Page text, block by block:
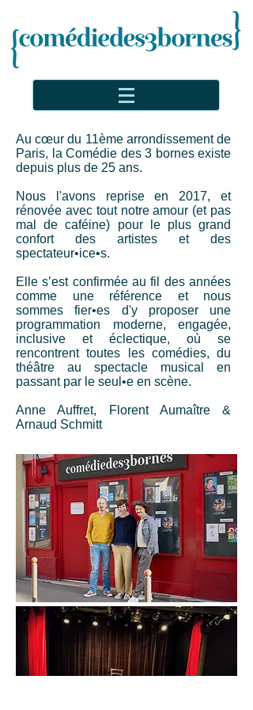
Au cœur du 11ème arrondissement de
Paris, la Comédie des 3 bornes existe
depuis plus de 25 ans.
Nous l'avons reprise en 2017, et
rénovée avec tout notre amour (et pas
mal de caféine) pour le plus grand
confort des artistes et des
spectateur•ice•s.
Elle s’est confirmée au fil des années
comme une référence et nous
sommes fier•es d'y proposer une
programmation moderne, engagée,
inclusive et éclectique, où se
rencontrent toutes les comédies, du
théâtre au spectacle musical en
passant par le seul•e en scène.
Anne Auffret, Florent Aumaître &
Arnaud Schmitt